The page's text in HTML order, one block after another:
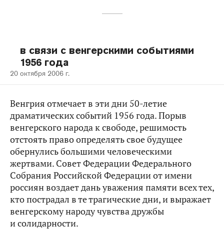
в связи с венгерскими событиями
1956 года
20 октября 2006 г.
Венгрия отмечает в эти дни 50-летие
драматических событий 1956 года. Порыв
венгерского народа к свободе, решимость
отстоять право определять свое будущее
обернулись большими человеческими
жертвами. Совет Федерации Федерального
Собрания Российской Федерации от имени
россиян воздает дань уважения памяти всех тех,
кто пострадал в те трагические дни, и выражает
венгерскому народу чувства дружбы
и солидарности.